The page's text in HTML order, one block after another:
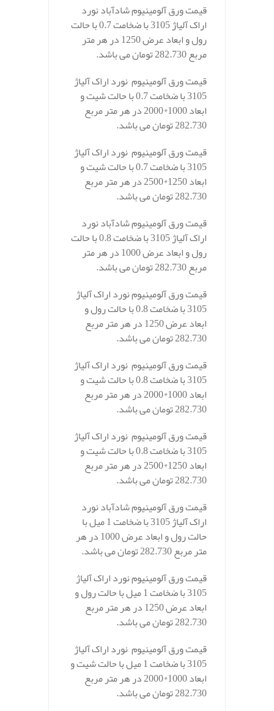
قیمت ورق آلومینیوم شادآباد نورد
اراک آلیاژ 3105 با ضخامت 0.7 با حالت
رول و ابعاد عرض 1250 در هر متر
مربع 282.730 تومان می باشد.
قیمت ورق آلومینیوم نورد اراک آلیاژ
3105 با ضخامت 0.7 با حالت شیت و
ابعاد 1000*2000 در هر متر مربع
282.730 تومان می باشد.
قیمت ورق آلومینیوم نورد اراک آلیاژ
3105 با ضخامت 0.7 با حالت شیت و
ابعاد 1250*2500 در هر متر مربع
282.730 تومان می باشد.
قیمت ورق آلومینیوم شادآباد نورد
اراک آلیاژ 3105 با ضخامت 0.8 با حالت
رول و ابعاد عرض 1000 در هر متر
مربع 282.730 تومان می باشد.
قیمت ورق آلومینیوم نورد اراک آلیاژ
3105 با ضخامت 0.8 با حالت رول و
ابعاد عرض 1250 در هر متر مربع
282.730 تومان می باشد.
قیمت ورق آلومینیوم نورد اراک آلیاژ
3105 با ضخامت 0.8 با حالت شیت و
ابعاد 1000*2000 در هر متر مربع
282.730 تومان می باشد.
قیمت ورق آلومینیوم نورد اراک آلیاژ
3105 با ضخامت 0.8 با حالت شیت و
ابعاد 1250*2500 در هر متر مربع
282.730 تومان می باشد.
قیمت ورق آلومینیوم شادآباد نورد
اراک آلیاژ 3105 با ضخامت 1 میل با
حالت رول و ابعاد عرض 1000 در هر
متر مربع 282.730 تومان می باشد.
قیمت ورق آلومینیوم نورد اراک آلیاژ
3105 با ضخامت 1 میل با حالت رول و
ابعاد عرض 1250 در هر متر مربع
282.730 تومان می باشد.
قیمت ورق آلومینیوم نورد اراک آلیاژ
3105 با ضخامت 1 میل با حالت شیت و
ابعاد 1000*2000 در هر متر مربع
282.730 تومان می باشد.